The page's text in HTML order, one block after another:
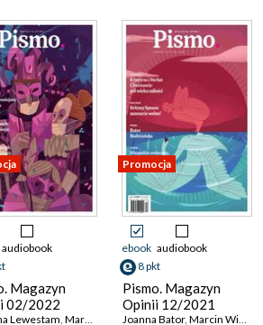
Ulanowski
audiobook
Magazyn
02/2022
Lewestam, Marcin Wicha ,Tomasz Ulanowski
Promocja
ebook audiobook
8 pkt
Pismo. Magazyn
Opinii 12/2021
Joanna Bator, Marcin Wicha